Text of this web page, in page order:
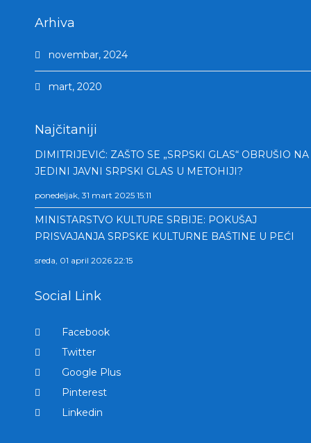
Arhiva
novembar, 2024
mart, 2020
Najčitaniji
DIMITRIJEVIĆ: ZAŠTO SE „SRPSKI GLAS“ OBRUŠIO NA
JEDINI JAVNI SRPSKI GLAS U METOHIJI?
ponedeljak, 31 mart 2025 15:11
MINISTARSTVO KULTURE SRBIJE: POKUŠAJ
PRISVAJANJA SRPSKE KULTURNE BAŠTINE U PEĆI
sreda, 01 april 2026 22:15
Social Link
Facebook
Twitter
Google Plus
Pinterest
Linkedin